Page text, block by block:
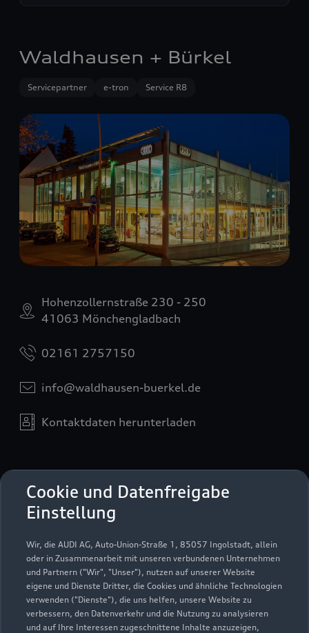
Cookie und Datenfreigabe
Einstellung
Wir, die AUDI AG, Auto-Union-Straße 1, 85057 Ingolstadt, allein
oder in Zusammenarbeit mit unseren verbundenen Unternehmen
und Partnern ("Wir", "Unser"), nutzen auf unserer Website
eigene und Dienste Dritter, die Cookies und ähnliche Technologien
verwenden ("Dienste"), die uns helfen, unsere Website zu
verbessern, den Datenverkehr und die Nutzung zu analysieren
und auf Ihre Interessen zugeschnittene Inhalte anzuzeigen,
Waldhausen + Bürkel
Servicepartner e-tron Service R8
Hohenzollernstraße 230 - 250
41063 Mönchengladbach
02161 2757150
info@waldhausen-buerkel.de
Kontaktdaten herunterladen
Öffnungszeiten
Geöffnet bis 18:30
Teile- & Zubehörverkauf
Geöffnet bis18:30